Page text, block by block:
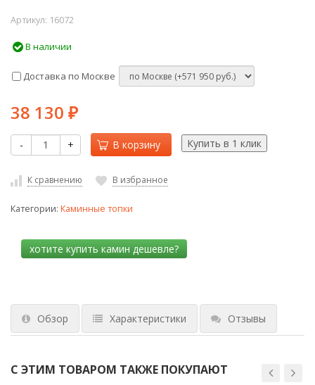
Артикул: 16072
В наличии
Доставка по Москве
38 130 ₽
- + В корзину
К сравнению В избранное
Категории: Каминные топки
Обзор Характеристики Отзывы
С ЭТИМ ТОВАРОМ ТАКЖЕ ПОКУПАЮТ